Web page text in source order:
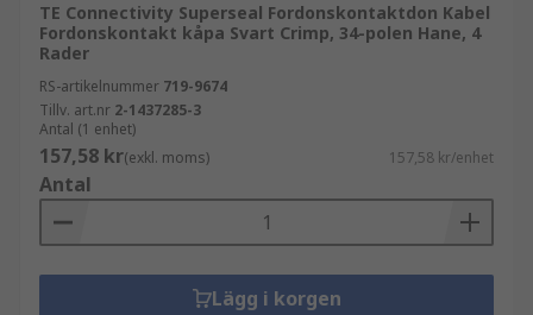
TE Connectivity Superseal Fordonskontaktdon Kabel
Fordonskontakt kåpa Svart Crimp, 34-polen Hane, 4
Rader
RS-artikelnummer 719-9674
Tillv. art.nr 2-1437285-3
Antal (1 enhet)
157,58 kr(exkl. moms) 157,58 kr/enhet
Antal
Lägg i korgen